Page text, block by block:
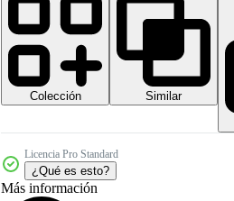
Colección
Similar
Licencia Pro Standard
¿Qué es esto?
Más información